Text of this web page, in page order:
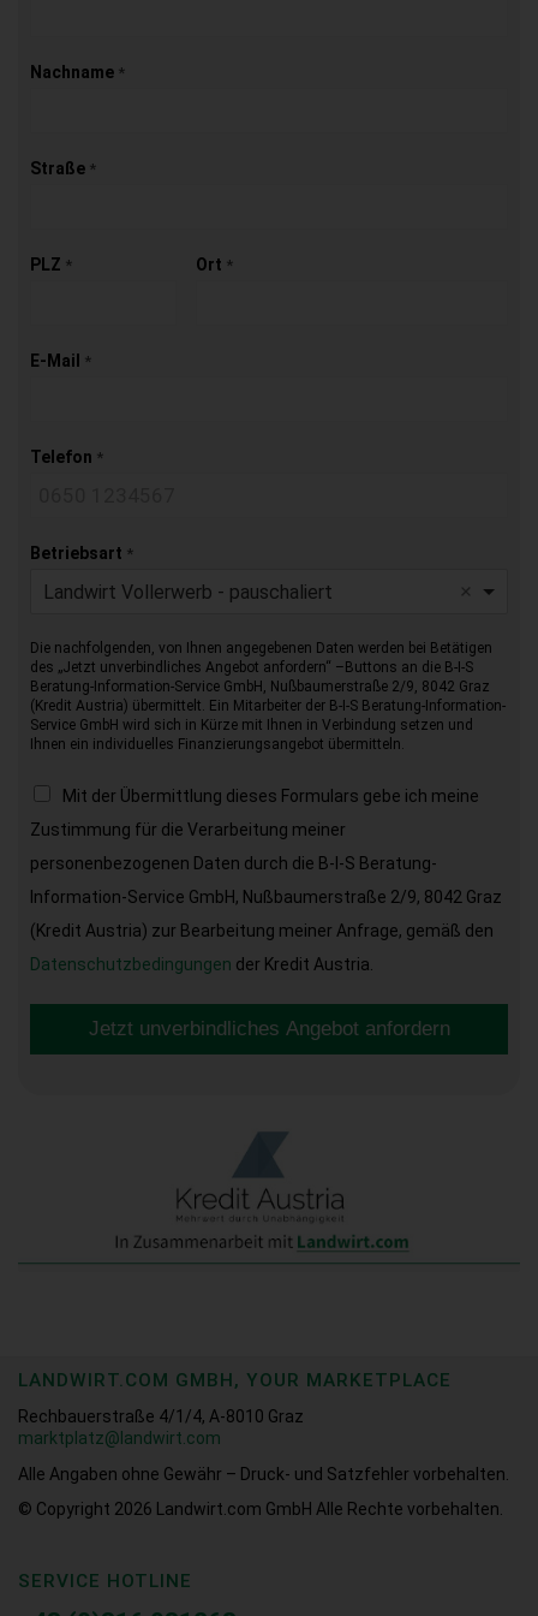
Nachname *
Straße *
PLZ * Ort *
E-Mail *
Telefon *
Betriebsart *
Landwirt Vollerwerb - pauschaliert
Die nachfolgenden, von Ihnen angegebenen Daten werden bei Betätigen
des „Jetzt unverbindliches Angebot anfordern“ –Buttons an die B-I-S
Beratung-Information-Service GmbH, Nußbaumerstraße 2/9, 8042 Graz
(Kredit Austria) übermittelt. Ein Mitarbeiter der B-I-S Beratung-Information-
Service GmbH wird sich in Kürze mit Ihnen in Verbindung setzen und
Ihnen ein individuelles Finanzierungsangebot übermitteln.
Mit der Übermittlung dieses Formulars gebe ich meine
Zustimmung für die Verarbeitung meiner
personenbezogenen Daten durch die B-I-S Beratung-
Information-Service GmbH, Nußbaumerstraße 2/9, 8042 Graz
(Kredit Austria) zur Bearbeitung meiner Anfrage, gemäß den
Datenschutzbedingungen der Kredit Austria.
Jetzt unverbindliches Angebot anfordern
LANDWIRT.COM GMBH, YOUR MARKETPLACE
Rechbauerstraße 4/1/4, A-8010 Graz
marktplatz@landwirt.com
Alle Angaben ohne Gewähr – Druck- und Satzfehler vorbehalten.
© Copyright 2026 Landwirt.com GmbH Alle Rechte vorbehalten.
SERVICE HOTLINE